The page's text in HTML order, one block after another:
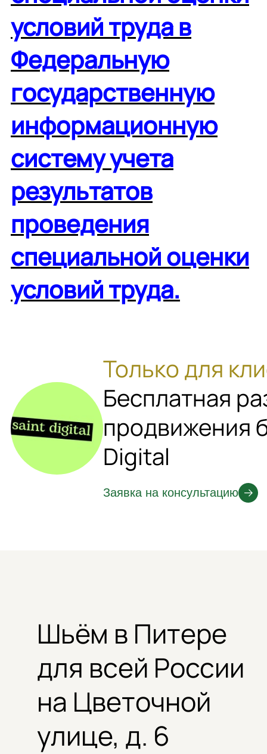
условий труда в
Федеральную
государственную
информационную
систему учета
результатов
проведения
специальной оценки
условий труда.
Только для
Бесплатная
продвижения
Digital
Заявка на консультацию
Контакты
Шьём в Питере
для всей России
на Цветочной
улице, д. 6